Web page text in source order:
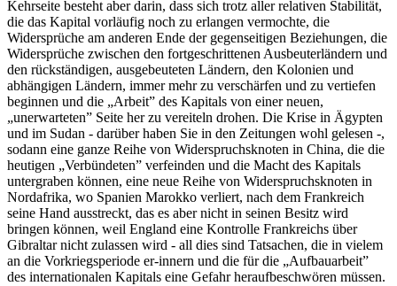
Kehrseite besteht aber darin, dass sich trotz aller relativen Stabilität,
die das Kapital vorläufig noch zu erlangen vermochte, die
Widersprüche am anderen Ende der gegenseitigen Beziehungen, die
Widersprüche zwischen den fortgeschrittenen Ausbeuterländern und
den rückständigen, ausgebeuteten Ländern, den Kolonien und
abhängigen Ländern, immer mehr zu verschärfen und zu vertiefen
beginnen und die „Arbeit” des Kapitals von einer neuen,
„unerwarteten” Seite her zu vereiteln drohen. Die Krise in Ägypten
und im Sudan - darüber haben Sie in den Zeitungen wohl gelesen -,
sodann eine ganze Reihe von Widerspruchsknoten in China, die die
heutigen „Verbündeten” verfeinden und die Macht des Kapitals
untergraben können, eine neue Reihe von Widerspruchsknoten in
Nordafrika, wo Spanien Marokko verliert, nach dem Frankreich
seine Hand ausstreckt, das es aber nicht in seinen Besitz wird
bringen können, weil England eine Kontrolle Frankreichs über
Gibraltar nicht zulassen wird - all dies sind Tatsachen, die in vielem
an die Vorkriegsperiode er-innern und die für die „Aufbauarbeit”
des internationalen Kapitals eine Gefahr heraufbeschwören müssen.